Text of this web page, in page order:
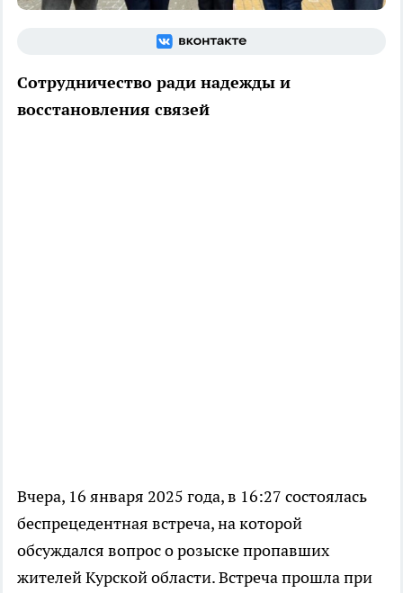
Сотрудничество ради надежды и
восстановления связей
Вчера, 16 января 2025 года, в 16:27 состоялась
беспрецедентная встреча, на которой
обсуждался вопрос о розыске пропавших
жителей Курской области. Встреча прошла при